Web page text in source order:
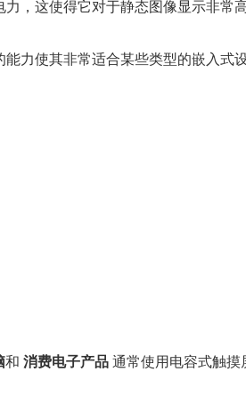
，这使得它对于静态图像显示非常
力使其非常适合某些类型的嵌入式
和 消费电子产品 通常使用电容式触